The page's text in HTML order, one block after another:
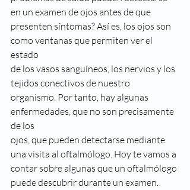
en un examen de ojos antes de que
presenten síntomas? Así es, los ojos son
como ventanas que permiten ver el
estado
de los vasos sanguíneos, los nervios y los
tejidos conectivos de nuestro
organismo. Por tanto, hay algunas
enfermedades, que no son precisamente
de los
ojos, que pueden detectarse mediante
una visita al oftalmólogo. Hoy te vamos a
contar sobre algunas que un oftalmólogo
puede descubrir durante un examen.